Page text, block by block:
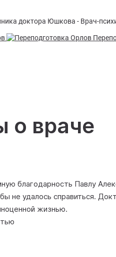
доктора Юшкова - Врач-
о враче
благодарность Павлу
не удалось справиться.
жизнью.